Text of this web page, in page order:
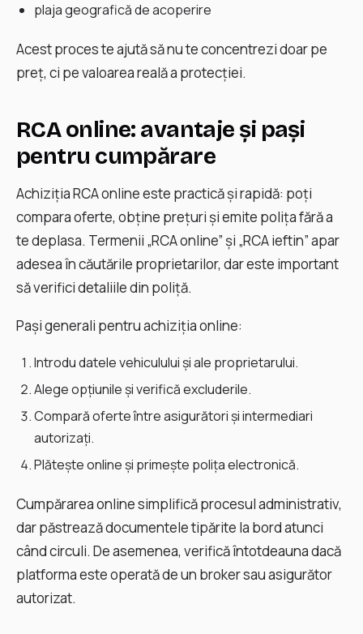
plaja geografică de acoperire
Acest proces te ajută să nu te concentrezi doar pe
preț, ci pe valoarea reală a protecţiei.
RCA online: avantaje și pași
pentru cumpărare
Achiziția RCA online este practică și rapidă: poți
compara oferte, obține prețuri și emite polița fără a
te deplasa. Termenii „RCA online” și „RCA ieftin” apar
adesea în căutările proprietarilor, dar este important
să verifici detaliile din poliță.
Pași generali pentru achiziția online:
Introdu datele vehiculului și ale proprietarului.
Alege opțiunile și verifică excluderile.
Compară oferte între asigurători și intermediari
autorizați.
Plătește online și primește poliţa electronică.
Cumpărarea online simplifică procesul administrativ,
dar păstrează documentele tipărite la bord atunci
când circuli. De asemenea, verifică întotdeauna dacă
platforma este operată de un broker sau asigurător
autorizat.